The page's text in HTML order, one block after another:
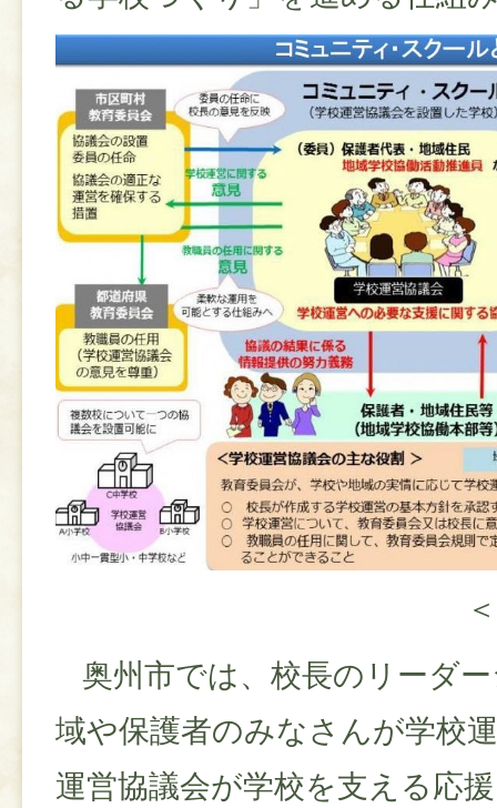
奥州市では、校長のリーダ
域や保護者のみなさんが学校
運営協議会が学校を支える応